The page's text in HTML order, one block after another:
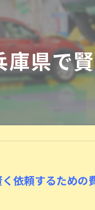
庫県で
依頼するための